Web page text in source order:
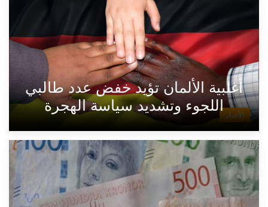
الأخبار
أغلبية الألمان تؤيد خفض عدد طالبي
اللجوء وتشديد سياسة الهجرة